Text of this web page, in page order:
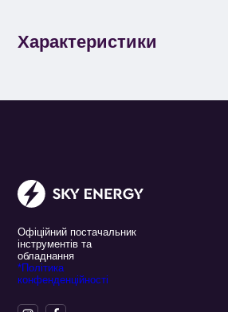
Характеристики
Офіційний постачальник
інструментів та
обладнання
*Політика
конфенденційності